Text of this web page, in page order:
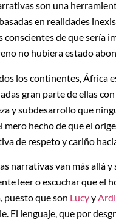
son una
en realidades
conscientes de que sería
no hubiera estado
los continentes, África
gran parte de ellas
y subdesarrollo que
mero hecho de que el
de respeto y cariño
narrativas van más allá
leer o escuchar que el
puesto que son LucyyArdi
El lenguaje, que por